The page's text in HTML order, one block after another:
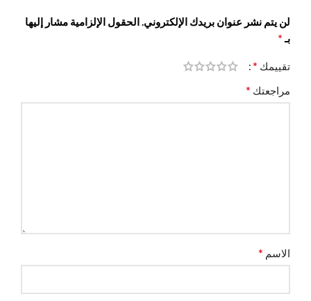
لن يتم نشر عنوان بريدك الإلكتروني.الحقول الإلزامية مشار إليها
بـ*
تقييمك *
مراجعتك *
الاسم *